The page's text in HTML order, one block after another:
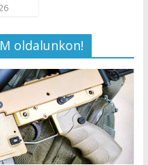
oldalunkon!